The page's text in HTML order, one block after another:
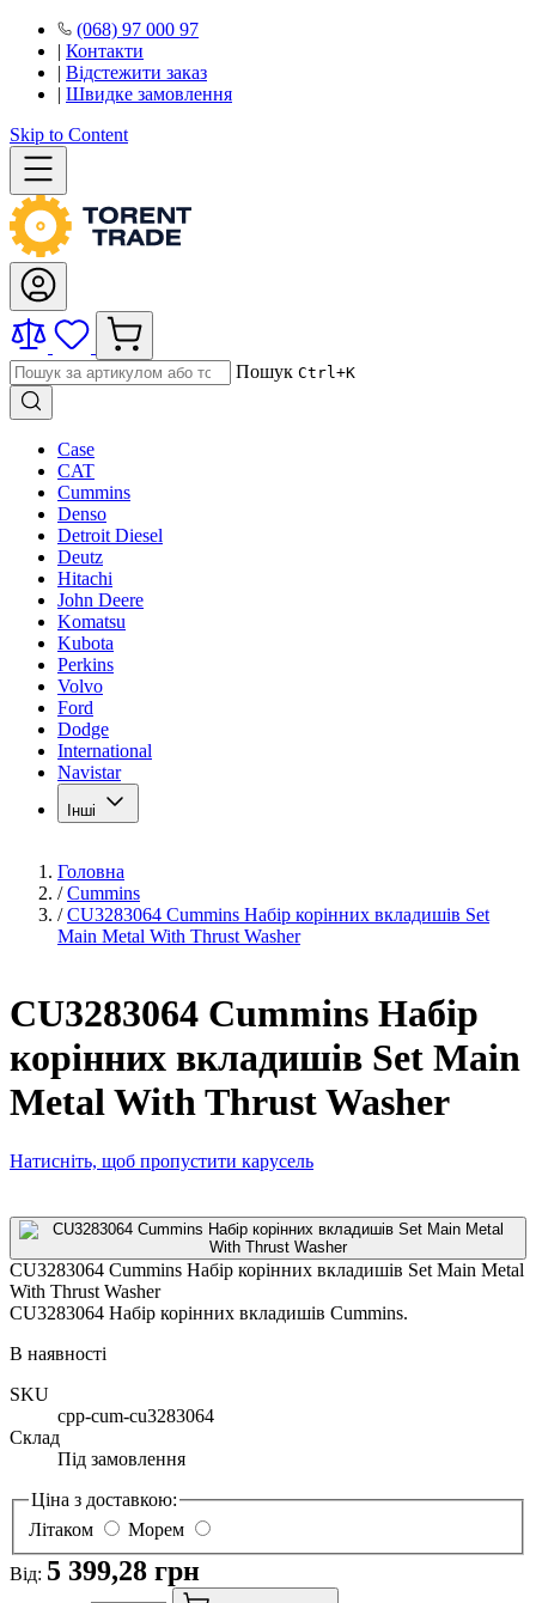
(068) 97 000 97
| Контакти
| Відстежити заказ
| Швидке замовлення
Skip to Content
Пошук Ctrl+K
Case
CAT
Cummins
Denso
Detroit Diesel
Deutz
Hitachi
John Deere
Komatsu
Kubota
Perkins
Volvo
Ford
Dodge
International
Navistar
Інші
Головна
/ Cummins
/ CU3283064 Cummins Набір корінних вкладишів Set
Main Metal With Thrust Washer
CU3283064 Cummins Набір
корінних вкладишів Set Main
Metal With Thrust Washer
Натисніть, щоб пропустити карусель
CU3283064 Cummins Набір корінних вкладишів Set Main Metal
With Thrust Washer
CU3283064 Набір корінних вкладишів Cummins.
В наявності
SKU
cpp-cum-cu3283064
Склад
Під замовлення
Ціна з доставкою:
Літаком
Морем
Від: 5 399,28 грн